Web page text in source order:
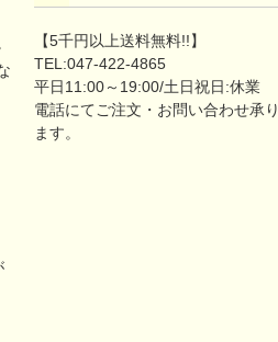
【5千円以上送料無料!!】
TEL:047-422-4865
平日11:00～19:00/土日祝日:休業
電話にてご注文・お問い合わせ承り
ます。